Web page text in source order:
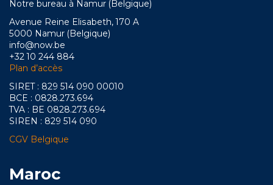
Notre bureau à Namur (Belgique)
Avenue Reine Elisabeth, 170 A
5000 Namur (Belgique)
info@now.be
+32 10 244 884
Plan d’accès
SIRET : 829 514 090 00010
BCE : 0828.273.694
TVA : BE 0828.273.694
SIREN : 829 514 090
CGV Belgique
Maroc